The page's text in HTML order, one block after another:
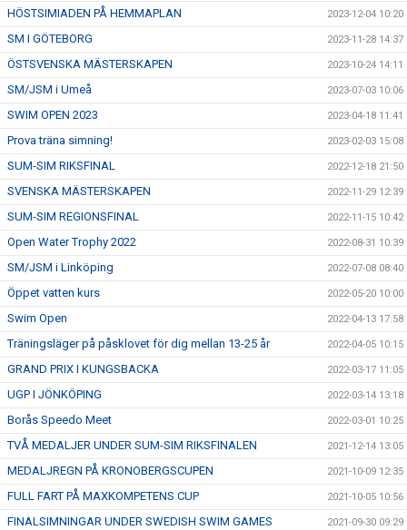
HÖSTSIMIADEN PÅ HEMMAPLAN 2023-12-04 10:20
SM I GÖTEBORG 2023-11-28 14:37
ÖSTSVENSKA MÄSTERSKAPEN 2023-10-24 14:11
SM/JSM i Umeå 2023-07-03 10:06
SWIM OPEN 2023 2023-04-18 11:41
Prova träna simning! 2023-02-03 15:08
SUM-SIM RIKSFINAL 2022-12-18 21:50
SVENSKA MÄSTERSKAPEN 2022-11-29 12:39
SUM-SIM REGIONSFINAL 2022-11-15 10:42
Open Water Trophy 2022 2022-08-31 10:39
SM/JSM i Linköping 2022-07-08 08:40
Öppet vatten kurs 2022-05-20 10:00
Swim Open 2022-04-13 17:58
Träningsläger på påsklovet för dig mellan 13-25 år 2022-04-05 10:15
GRAND PRIX I KUNGSBACKA 2022-03-17 11:05
UGP I JÖNKÖPING 2022-03-14 13:18
Borås Speedo Meet 2022-03-01 10:25
TVÅ MEDALJER UNDER SUM-SIM RIKSFINALEN 2021-12-14 13:05
MEDALJREGN PÅ KRONOBERGSCUPEN 2021-10-09 12:35
FULL FART PÅ MAXKOMPETENS CUP 2021-10-05 10:56
FINALSIMNINGAR UNDER SWEDISH SWIM GAMES 2021-09-30 09:29